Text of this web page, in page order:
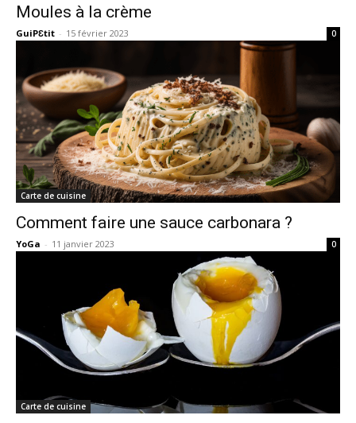
Moules à la crème
GuiPƐtit - 15 février 2023 0
Carte de cuisine
Comment faire une sauce carbonara ?
YoGa - 11 janvier 2023 0
Carte de cuisine